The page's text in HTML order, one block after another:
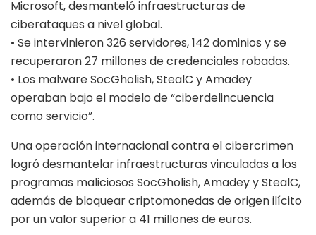
Microsoft, desmanteló infraestructuras de
ciberataques a nivel global.
• Se intervinieron 326 servidores, 142 dominios y se
recuperaron 27 millones de credenciales robadas.
• Los malware SocGholish, StealC y Amadey
operaban bajo el modelo de “ciberdelincuencia
como servicio”.
Una operación internacional contra el cibercrimen
logró desmantelar infraestructuras vinculadas a los
programas maliciosos SocGholish, Amadey y StealC,
además de bloquear criptomonedas de origen ilícito
por un valor superior a 41 millones de euros.